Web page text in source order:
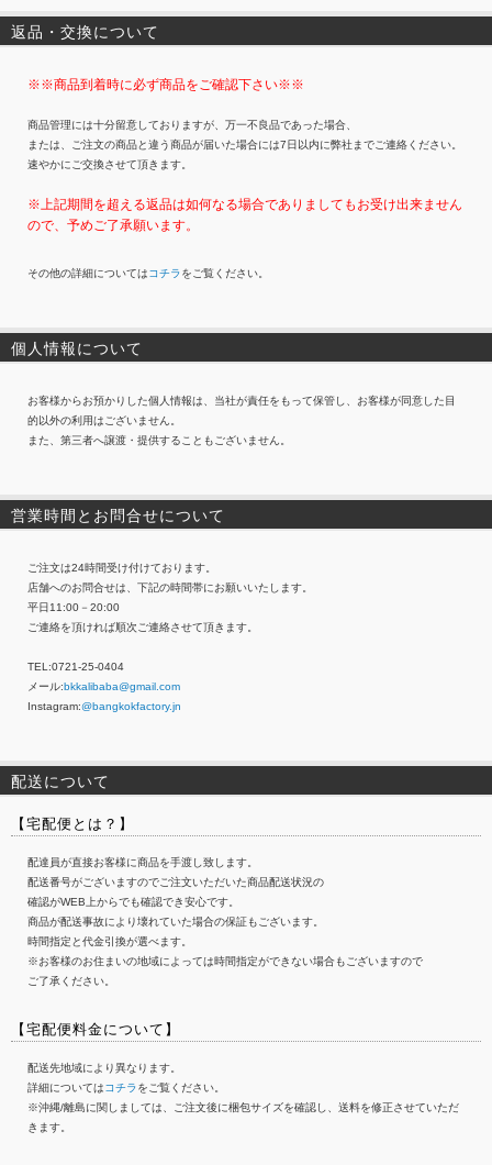
返品・交換について
※※商品到着時に必ず商品をご確認下さい※※
商品管理には十分留意しておりますが、万一不良品であった場合、
または、ご注文の商品と違う商品が届いた場合には7日以内に弊社までご連絡ください。
速やかにご交換させて頂きます。
※上記期間を超える返品は如何なる場合でありましてもお受け出来ません
ので、予めご了承願います。
その他の詳細についてはコチラをご覧ください。
個人情報について
お客様からお預かりした個人情報は、当社が責任をもって保管し、お客様が同意した目
的以外の利用はございません。
また、第三者へ譲渡・提供することもございません。
営業時間とお問合せについて
ご注文は24時間受け付けております。
店舗へのお問合せは、下記の時間帯にお願いいたします。
平日11:00－20:00
ご連絡を頂ければ順次ご連絡させて頂きます。
TEL:0721-25-0404
メール:bkkalibaba@gmail.com
Instagram:@bangkokfactory.jn
配送について
【宅配便とは？】
配達員が直接お客様に商品を手渡し致します。
配送番号がございますのでご注文いただいた商品配送状況の
確認がWEB上からでも確認でき安心です。
商品が配送事故により壊れていた場合の保証もございます。
時間指定と代金引換が選べます。
※お客様のお住まいの地域によっては時間指定ができない場合もございますので
ご了承ください。
【宅配便料金について】
配送先地域により異なります。
詳細についてはコチラをご覧ください。
※沖縄/離島に関しましては、ご注文後に梱包サイズを確認し、送料を修正させていただ
きます。